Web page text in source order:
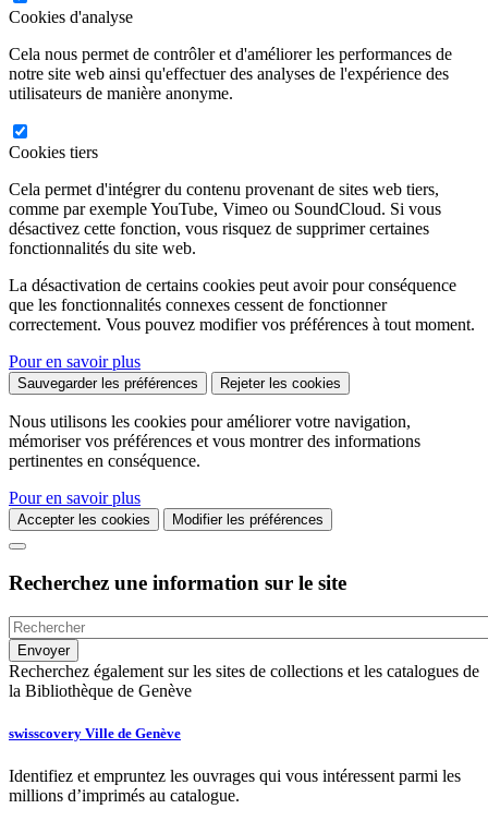
Cookies d'analyse
Cela nous permet de contrôler et d'améliorer les performances de
notre site web ainsi qu'effectuer des analyses de l'expérience des
utilisateurs de manière anonyme.
Cookies tiers
Cela permet d'intégrer du contenu provenant de sites web tiers,
comme par exemple YouTube, Vimeo ou SoundCloud. Si vous
désactivez cette fonction, vous risquez de supprimer certaines
fonctionnalités du site web.
La désactivation de certains cookies peut avoir pour conséquence
que les fonctionnalités connexes cessent de fonctionner
correctement. Vous pouvez modifier vos préférences à tout moment.
Pour en savoir plus
Sauvegarder les préférences Rejeter les cookies
Nous utilisons les cookies pour améliorer votre navigation,
mémoriser vos préférences et vous montrer des informations
pertinentes en conséquence.
Pour en savoir plus
Accepter les cookies Modifier les préférences
Recherchez une information sur le site
Recherchez également sur les sites de collections et les catalogues de
la Bibliothèque de Genève
swisscovery Ville de Genève
Identifiez et empruntez les ouvrages qui vous intéressent parmi les
millions d’imprimés au catalogue.